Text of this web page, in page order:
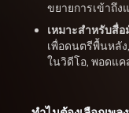
ขยายการเข้าถึง
เหมาะสำหรับสื่อ
เพื่อดนตรีพื้นหลัง
ในวิดีโอ, พอดแ